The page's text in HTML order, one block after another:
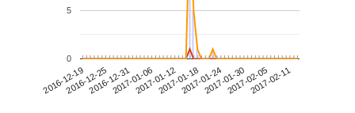
2016-12-192016-12-252016-12-312017-01-062017-01-122017-01-182017-01-242017-01-302017-02-052017-02-11
0
5